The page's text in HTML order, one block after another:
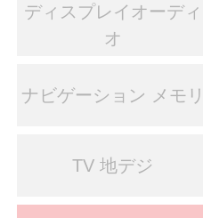
ディスプレイオーディ
オ
ナビゲーション メモリ
TV 地デジ